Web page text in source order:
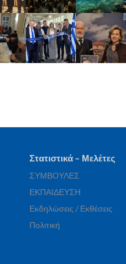
ΞΕΝΟΔΟΧΕΙΑ
Brown Corinthia:
Καραχρήστος 7 Αυγούστου,
Στατιστικά – Μελέτες
ΣΥΜΒΟΥΛΕΣ
ΕΚΠΑΙΔΕΥΣΗ
Εκδηλώσεις / Εκθέσεις
Πολιτική